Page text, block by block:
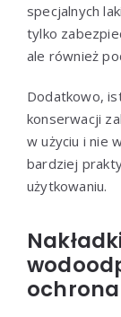
specjalnych
tylko
ale również
Dodatkowo,
konserwacji
w użyciu i nie
bardziej
użytkowaniu.
ochrona